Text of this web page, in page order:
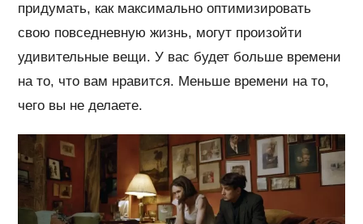
придумать, как максимально оптимизировать
свою повседневную жизнь, могут произойти
удивительные вещи. У вас будет больше времени
на то, что вам нравится. Меньше времени на то,
чего вы не делаете.